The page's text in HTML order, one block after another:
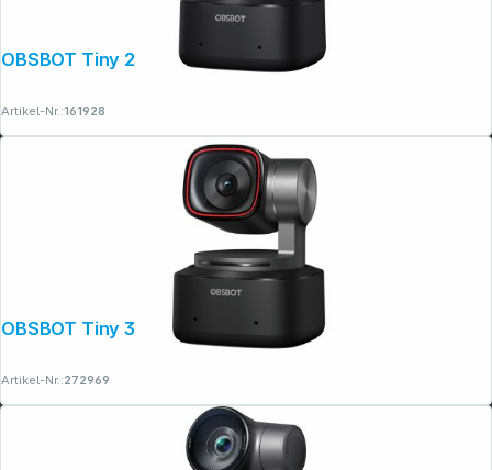
OBSBOT Tiny 2 4K PTZ Webcam
Artikel-Nr.:161928
OBSBOT Tiny 3 4K PTZ Webcam
Artikel-Nr.:272969